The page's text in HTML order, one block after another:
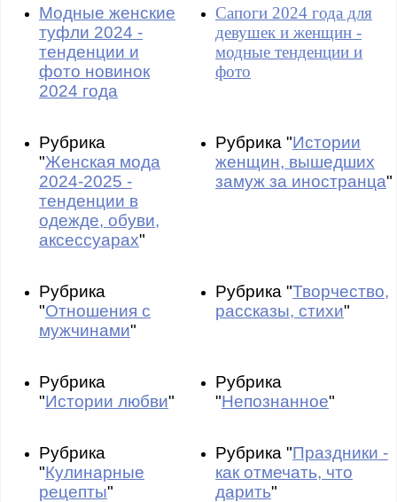
Модные женские
туфли 2024 -
тенденции и
фото новинок
2024 года
Сапоги 2024 года для
девушек и женщин -
модные тенденции и
фото
Рубрика
"Женская мода
2024-2025 -
тенденции в
одежде, обуви,
аксессуарах"
Рубрика "Истории
женщин, вышедших
замуж за иностранца"
Рубрика
"Отношения с
мужчинами"
Рубрика "Творчество,
рассказы, стихи"
Рубрика
"Истории любви"
Рубрика
"Непознанное"
Рубрика
"Кулинарные
рецепты"
Рубрика "Праздники -
как отмечать, что
дарить"